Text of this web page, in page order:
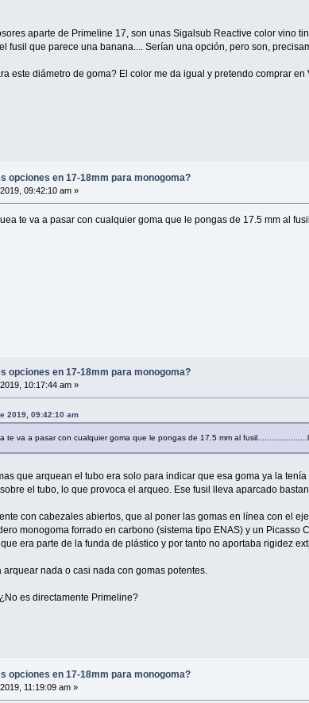
aparte de Primeline 17, son unas Sigalsub Reactive color vino
fusil que parece una banana.... Serían una opción, pero son,
este diámetro de goma? El color me da igual y pretendo comprar
opciones en 17-18mm para monogoma?
09:42:10 am »
te va a pasar con cualquier goma que le pongas de 17.5 mm al
opciones en 17-18mm para monogoma?
10:17:44 am »
2019, 09:42:10 am
va a pasar con cualquier goma que le pongas de 17.5 mm al
que arquean el tubo era solo para indicar que esa goma ya la
el tubo, lo que provoca el arqueo. Ese fusil lleva aparcado
con cabezales abiertos, que al poner las gomas en línea con el
monogoma forrado en carbono (sistema tipo ENAS) y un Picasso
era parte de la funda de plástico y por tanto no aportaba rigidez
nada o casi nada con gomas potentes.
es directamente Primeline?
opciones en 17-18mm para monogoma?
11:19:09 am »